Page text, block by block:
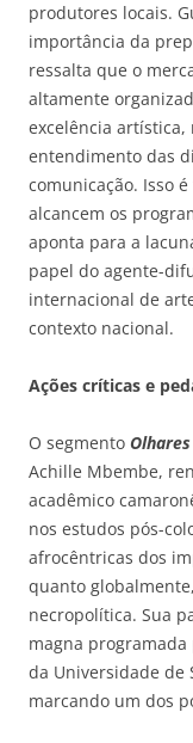
produtores locais.
importância da
ressalta que o
altamente
excelência
entendimento das
comunicação. Isso
alcancem os
aponta para a
papel do agente-
internacional de
contexto nacional.
Ações críticas e
O segmento
Achille Mbembe,
acadêmico
nos estudos pós-
afrocêntricas dos
quanto
necropolítica. Sua
magna
da Universidade de
marcando um dos